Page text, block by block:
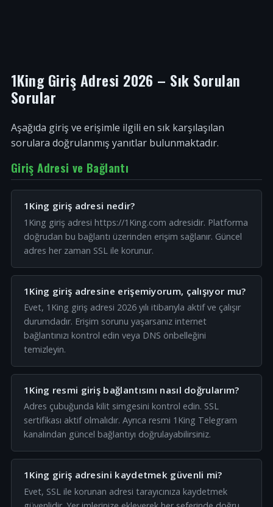
1King Giriş Adresi 2026 – Sık Sorulan
Sorular
Aşağıda giriş ve erişimle ilgili en sık karşılaşılan
sorulara doğrulanmış yanıtlar bulunmaktadır.
Giriş Adresi ve Bağlantı
1King giriş adresi nedir?
1King giriş adresi https://1King.com adresidir. Platforma
doğrudan bu bağlantı üzerinden erişim sağlanır. Güncel
adres her zaman SSL ile korunur.
1King giriş adresine erişemiyorum, çalışıyor mu?
Evet, 1King giriş adresi 2026 yılı itibarıyla aktif ve çalışır
durumdadır. Erişim sorunu yaşarsanız internet
bağlantınızı kontrol edin veya DNS önbelleğini
temizleyin.
1King resmi giriş bağlantısını nasıl doğrularım?
Adres çubuğunda kilit simgesini kontrol edin. SSL
sertifikası aktif olmalıdır. Ayrıca resmi 1King Telegram
kanalından güncel bağlantıyı doğrulayabilirsiniz.
1King giriş adresini kaydetmek güvenli mi?
Evet, SSL ile korunan adresi tarayıcınıza kaydetmek